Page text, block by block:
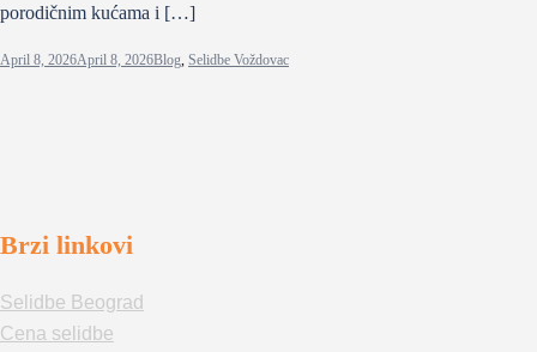
porodičnim kućama i […]
April 8, 2026April 8, 2026Blog, Selidbe Voždovac
Brzi linkovi
Selidbe Beograd
Cena selidbe